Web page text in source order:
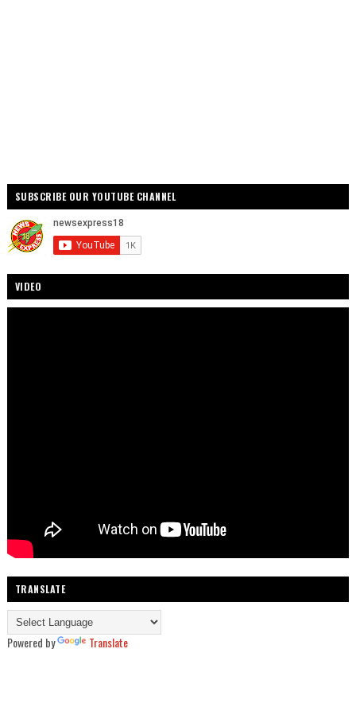
SUBSCRIBE OUR YOUTUBE CHANNEL
VIDEO
TRANSLATE
Powered by Translate